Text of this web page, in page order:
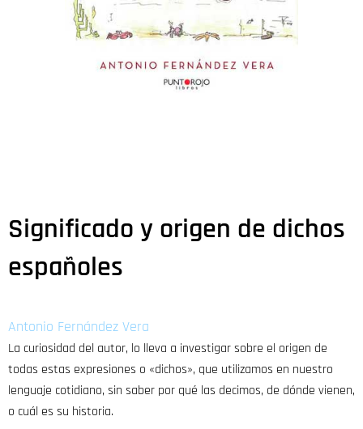
Significado y origen de dichos
españoles
Antonio Fernández Vera
La curiosidad del autor, lo lleva a investigar sobre el origen de
todas estas expresiones o «dichos», que utilizamos en nuestro
lenguaje cotidiano, sin saber por qué las decimos, de dónde vienen,
o cuál es su historia.